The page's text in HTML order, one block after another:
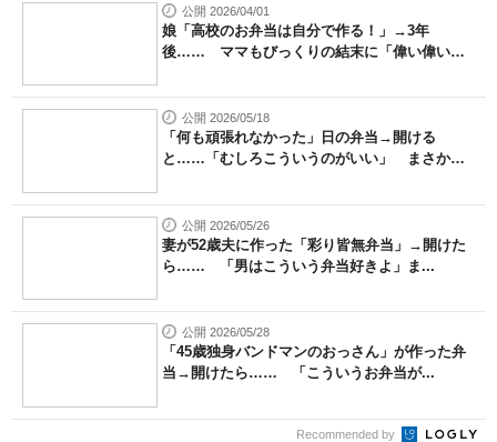
公開 2026/04/01
娘「高校のお弁当は自分で作る！」→3年
後…… ママもびっくりの結末に「偉い偉い
公開 2026/05/18
「何も頑張れなかった」日の弁当→開ける
と……「むしろこういうのがいい」 まさか
公開 2026/05/26
妻が52歳夫に作った「彩り皆無弁当」→開けた
ら…… 「男はこういう弁当好きよ」ま...
公開 2026/05/28
「45歳独身バンドマンのおっさん」が作った弁
当→開けたら…… 「こういうお弁当が...
Recommended by